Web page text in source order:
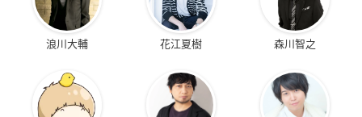
浪川大輔 花江夏樹 森川智之